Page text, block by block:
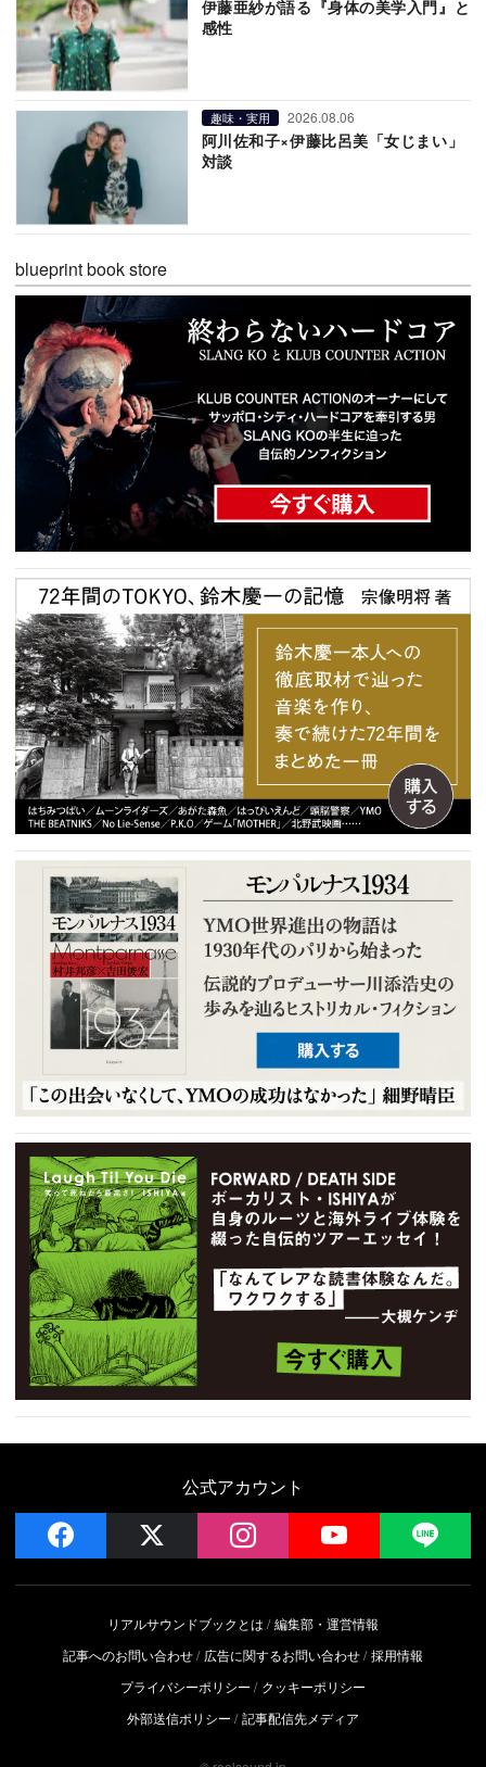
伊藤亜紗が語る『身体の美学入門』と
感性
趣味・実用 2026.08.06
阿川佐和子×伊藤比呂美「女じまい」
対談
blueprint book store
公式アカウント
facebook instagram YouTube
リアルサウンドブックとは
編集部・運営情報
記事へのお問い合わせ
広告に関するお問い合わせ 採用情報
プライバシーポリシー
クッキーポリシー
外部送信ポリシー
記事配信先メディア